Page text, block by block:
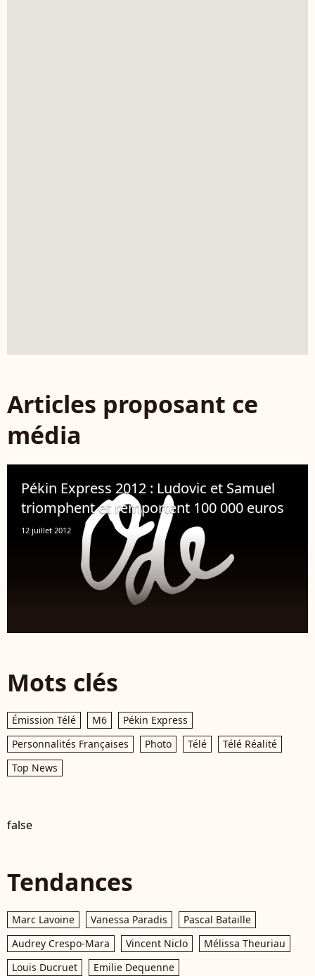
Articles proposant ce
média
Pékin Express 2012 : Ludovic et Samuel
triomphent et remportent 100 000 euros
12 juillet 2012
Mots clés
Émission Télé M6
Pékin Express
Personnalités Françaises
Photo Télé
Télé Réalité
Top News
false
Tendances
Marc Lavoine Vanessa Paradis
Pascal Bataille
Audrey Crespo-Mara
Vincent Niclo
Mélissa Theuriau
Louis Ducruet
Emilie Dequenne